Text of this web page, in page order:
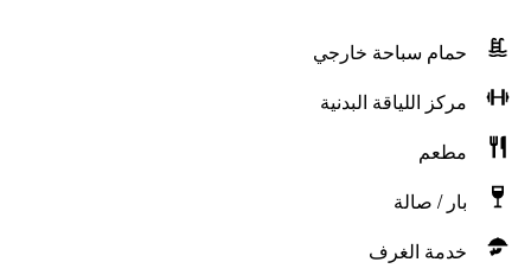
حمام سباحة خارجي
مركز اللياقة البدنية
مطعم
بار / صالة
خدمة الغرف